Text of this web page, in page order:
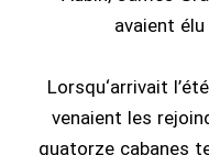
avaient
Lorsqu‘arrivait
venaient les
quatorze cabanes